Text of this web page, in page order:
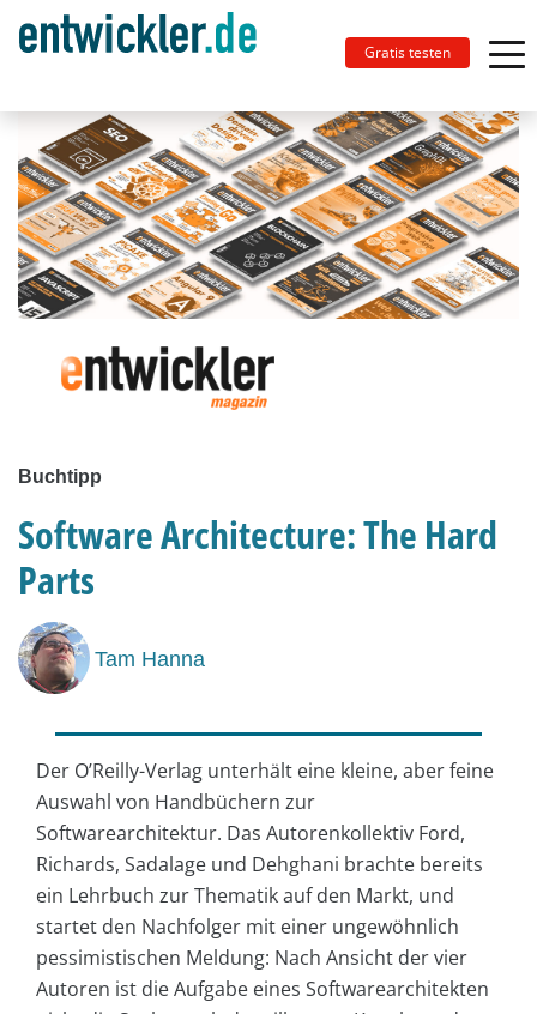
Gratis testen
Buchtipp
Software Architecture: The Hard
Parts
Tam Hanna
Der O’Reilly-Verlag unterhält eine kleine, aber feine
Auswahl von Handbüchern zur
Softwarearchitektur. Das Autorenkollektiv Ford,
Richards, Sadalage und Dehghani brachte bereits
ein Lehrbuch zur Thematik auf den Markt, und
startet den Nachfolger mit einer ungewöhnlich
pessimistischen Meldung: Nach Ansicht der vier
Autoren ist die Aufgabe eines Softwarearchitekten